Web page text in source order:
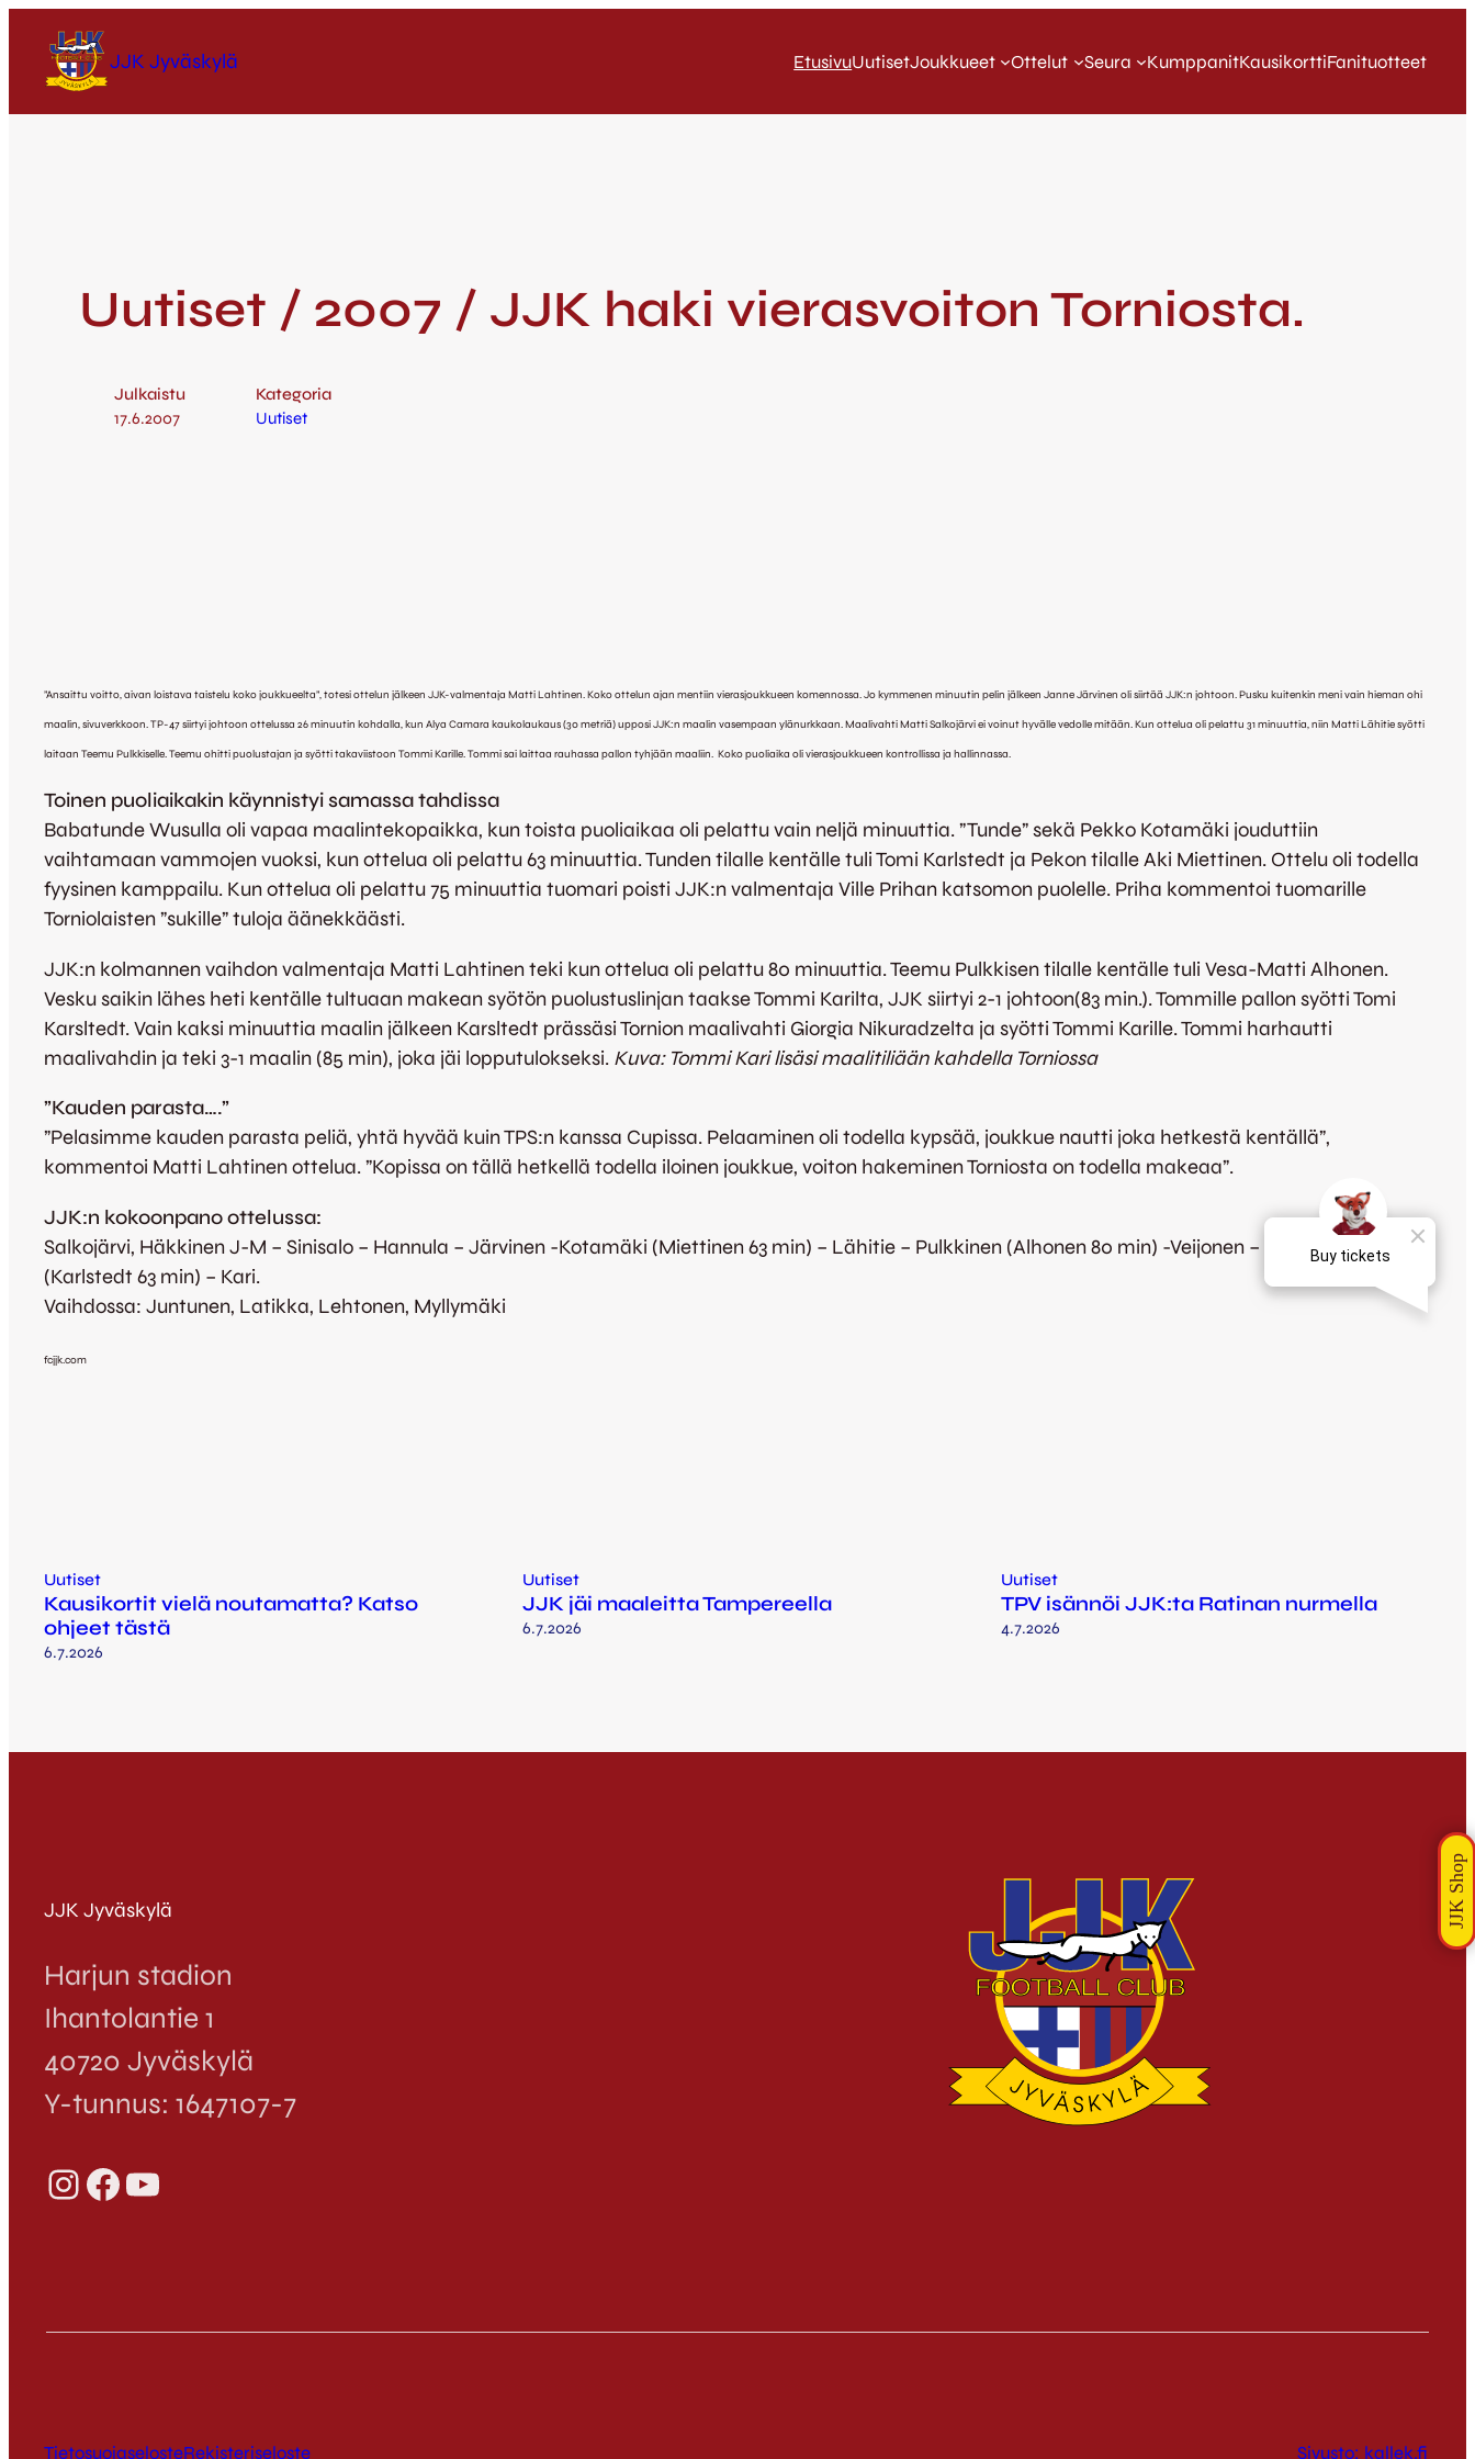
JJK Jyväskylä EtusivuUutisetJoukkueet Ottelut Seura KumppanitKausikorttiFanituotteet
Uutiset / 2007 / JJK haki vierasvoiton Torniosta.
Julkaistu
17.6.2007
Kategoria
Uutiset
”Ansaittu voitto, aivan loistava taistelu koko joukkueelta”, totesi ottelun jälkeen JJK-valmentaja Matti Lahtinen. Koko ottelun ajan mentiin vierasjoukkueen komennossa. Jo kymmenen minuutin pelin jälkeen Janne Järvinen oli siirtää JJK:n johtoon. Pusku kuitenkin meni vain hieman ohi
maalin, sivuverkkoon. TP-47 siirtyi johtoon ottelussa 26 minuutin kohdalla, kun Alya Camara kaukolaukaus (30 metriä) upposi JJK:n maalin vasempaan ylänurkkaan. Maalivahti Matti Salkojärvi ei voinut hyvälle vedolle mitään. Kun ottelua oli pelattu 31 minuuttia, niin Matti Lähitie syötti
laitaan Teemu Pulkkiselle. Teemu ohitti puolustajan ja syötti takaviistoon Tommi Karille. Tommi sai laittaa rauhassa pallon tyhjään maaliin. Koko puoliaika oli vierasjoukkueen kontrollissa ja hallinnassa.
Toinen puoliaikakin käynnistyi samassa tahdissa
Babatunde Wusulla oli vapaa maalintekopaikka, kun toista puoliaikaa oli pelattu vain neljä minuuttia. ”Tunde” sekä Pekko Kotamäki jouduttiin
vaihtamaan vammojen vuoksi, kun ottelua oli pelattu 63 minuuttia. Tunden tilalle kentälle tuli Tomi Karlstedt ja Pekon tilalle Aki Miettinen. Ottelu oli todella
fyysinen kamppailu. Kun ottelua oli pelattu 75 minuuttia tuomari poisti JJK:n valmentaja Ville Prihan katsomon puolelle. Priha kommentoi tuomarille
Torniolaisten ”sukille” tuloja äänekkäästi.
JJK:n kolmannen vaihdon valmentaja Matti Lahtinen teki kun ottelua oli pelattu 80 minuuttia. Teemu Pulkkisen tilalle kentälle tuli Vesa-Matti Alhonen.
Vesku saikin lähes heti kentälle tultuaan makean syötön puolustuslinjan taakse Tommi Karilta, JJK siirtyi 2-1 johtoon(83 min.). Tommille pallon syötti Tomi
Karsltedt. Vain kaksi minuuttia maalin jälkeen Karsltedt prässäsi Tornion maalivahti Giorgia Nikuradzelta ja syötti Tommi Karille. Tommi harhautti
maalivahdin ja teki 3-1 maalin (85 min), joka jäi lopputulokseksi. Kuva: Tommi Kari lisäsi maalitiliään kahdella Torniossa
”Kauden parasta….”
”Pelasimme kauden parasta peliä, yhtä hyvää kuin TPS:n kanssa Cupissa. Pelaaminen oli todella kypsää, joukkue nautti joka hetkestä kentällä”,
kommentoi Matti Lahtinen ottelua. ”Kopissa on tällä hetkellä todella iloinen joukkue, voiton hakeminen Torniosta on todella makeaa”.
JJK:n kokoonpano ottelussa:
Salkojärvi, Häkkinen J-M – Sinisalo – Hannula – Järvinen -Kotamäki (Miettinen 63 min) – Lähitie – Pulkkinen (Alhonen 80 min) -Veijonen – Wusu
(Karlstedt 63 min) – Kari.
Vaihdossa: Juntunen, Latikka, Lehtonen, Myllymäki
fcjjk.com
Uutiset
Kausikortit vielä noutamatta? Katso
ohjeet tästä
6.7.2026
Uutiset
JJK jäi maaleitta Tampereella
6.7.2026
Uutiset
TPV isännöi JJK:ta Ratinan nurmella
4.7.2026
JJK Jyväskylä
Harjun stadion
Ihantolantie 1
40720 Jyväskylä
Y-tunnus: 1647107-7
InstagramFacebook YouTube
TietosuojaselosteRekisteriseloste Sivusto: kallek.fi